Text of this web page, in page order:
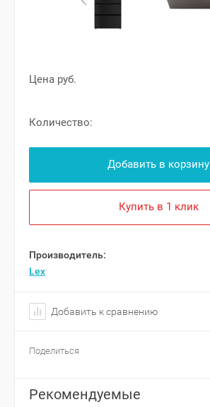
Цена руб.
Количество:
Добавить в корзину
Купить в 1 клик
Производитель:
Lex
Добавить к сравнению
Поделиться
Рекомендуемые